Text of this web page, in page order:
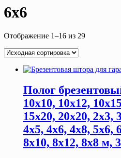
6х6
Отображение 1–16 из 29
Полог
10х10, 10х12,
15х20, 20х20, 2х3,
4х5, 4х6, 4х8, 5х6,
8х10, 8х12, 8х8 м,